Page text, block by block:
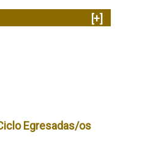
[+]
Egresadas/os